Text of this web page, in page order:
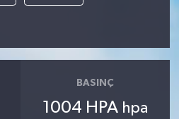
BASINÇ
1004 HPA hpa